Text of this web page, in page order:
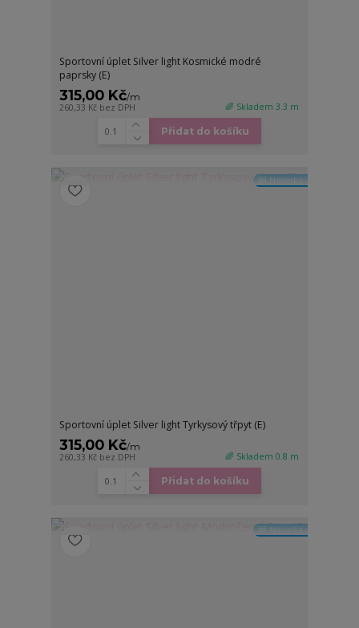
Sportovní úplet Silver light Kosmické modré
paprsky (E)
315,00 Kč/m
260,33 Kč bez DPH 🌈 Skladem 3.3 m
Přidat do košíku
🆕 Novinka
Sportovní úplet Silver light Tyrkysový třpyt (E)
315,00 Kč/m
260,33 Kč bez DPH 🌈 Skladem 0.8 m
Přidat do košíku
🆕 Novinka